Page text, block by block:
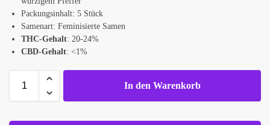
Packungsinhalt: 5 Stück
Samenart: Feminisierte Samen
THC-Gehalt: 20-24%
CBD-Gehalt: <1%
In den Warenkorb